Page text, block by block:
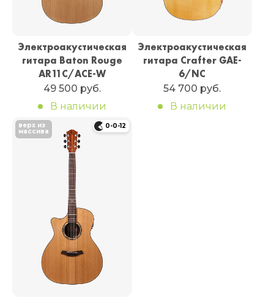
Электроакустическая
гитара Baton Rouge
AR11C/ACE-W
49 500 руб.
В наличии
Электроакустическая
гитара Crafter GAE-
6/NC
54 700 руб.
В наличии
верх из
массива
0-0-12